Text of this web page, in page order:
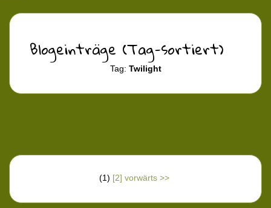
Blogeinträge (Tag-sortiert)
Tag: Twilight
(1) [2] vorwärts >>